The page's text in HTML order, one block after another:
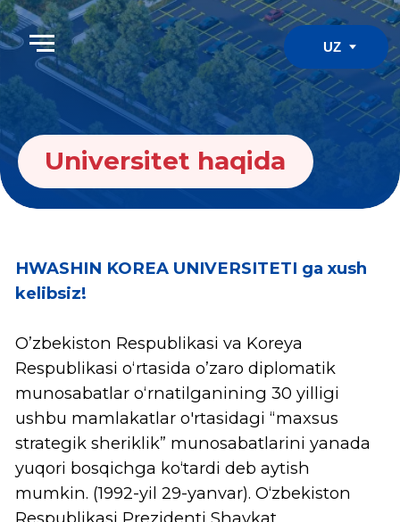
UZ
Universitet haqida
HWASHIN KOREA UNIVERSITETI ga xush
kelibsiz!
Respublikasi o‘rtasida o’zaro diplomatik
ushbu mamlakatlar o'rtasidagi “maxsus
yuqori bosqichga ko‘tardi deb aytish
mumkin. (1992-yil 29-yanvar). O‘zbekiston
Respublikasi Prezidenti Shavkat
Mirziyoyevning Koreya Respublikasiga davlat
tashrifidan so‘ng (2019-yil 19-aprel) ikki
mamlakat o'rtasida sog‘liqni saqlash,
energetika, “aqlli shaharlar”, axborot-
kommunikatsiya texnologiyalari (AKT),
ta’limni qo‘llab-quvvatlash sohalarida uzoq
muddatli hamkorlik amalga oshirilmoqda.
Mazkur islohotlar va hamkorliklar natijasi